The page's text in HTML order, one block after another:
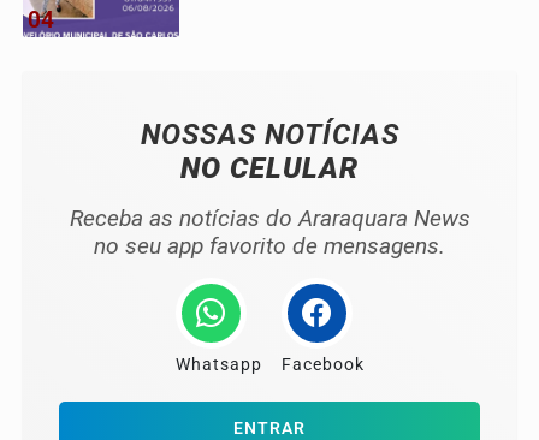
04
NOSSAS NOTÍCIAS
NO CELULAR
Receba as notícias do Araraquara News
no seu app favorito de mensagens.
Whatsapp Facebook
ENTRAR